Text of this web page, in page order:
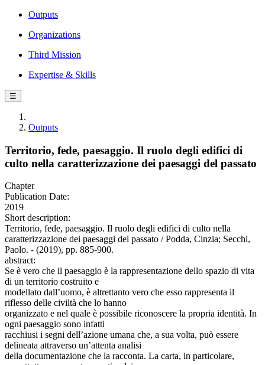
Outputs
Organizations
Third Mission
Expertise & Skills
☰
Outputs
Territorio, fede, paesaggio. Il ruolo degli edifici di
culto nella caratterizzazione dei paesaggi del passato
Chapter
Publication Date:
2019
Short description:
Territorio, fede, paesaggio. Il ruolo degli edifici di culto nella
caratterizzazione dei paesaggi del passato / Podda, Cinzia; Secchi,
Paolo. - (2019), pp. 885-900.
abstract:
Se è vero che il paesaggio è la rappresentazione dello spazio di vita
di un territorio costruito e
modellato dall’uomo, è altrettanto vero che esso rappresenta il
riflesso delle civiltà che lo hanno
organizzato e nel quale è possibile riconoscere la propria identità. In
ogni paesaggio sono infatti
racchiusi i segni dell’azione umana che, a sua volta, può essere
delineata attraverso un’attenta analisi
della documentazione che la racconta. La carta, in particolare,